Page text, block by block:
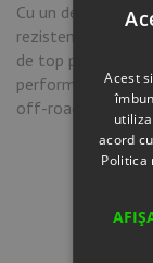
Cu un desing
rezistenta,
de top pentru ATV
performanta
off-road dificile,
Acest
acord
Politica